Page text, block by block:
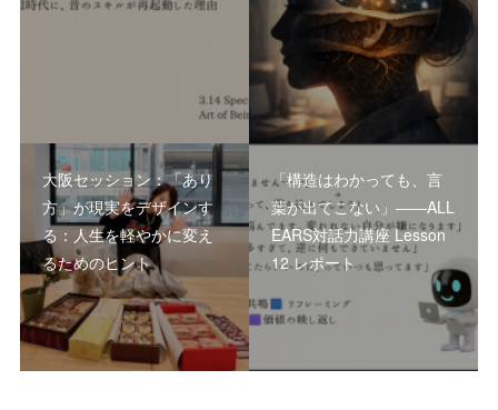
大阪セッション：「あり
方」が現実をデザインす
る：人生を軽やかに変え
るためのヒント
「構造はわかっても、言
葉が出てこない」――ALL
EARS対話力講座 Lesson
12 レポート